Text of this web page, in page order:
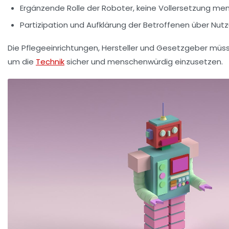
Ergänzende Rolle der Roboter, keine Vollersetzung
Partizipation und Aufklärung der Betroffenen über
Die Pflegeeinrichtungen, Hersteller und Gesetzgeber
um die Techniksicher und menschenwürdig einzusetzen.